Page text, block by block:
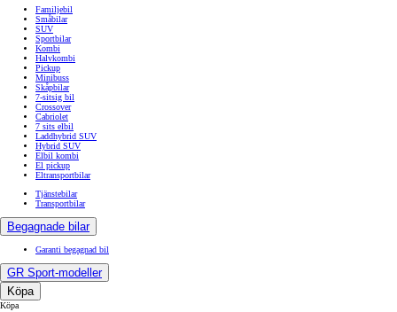
Familjebil
Småbilar
SUV
Sportbilar
Kombi
Halvkombi
Pickup
Minibuss
Skåpbilar
7-sitsig bil
Crossover
Cabriolet
7 sits elbil
Laddhybrid SUV
Hybrid SUV
Elbil kombi
El pickup
Eltransportbilar
Tjänstebilar
Transportbilar
Begagnade bilar
Garanti begagnad bil
GR Sport-modeller
Köpa
Köpa